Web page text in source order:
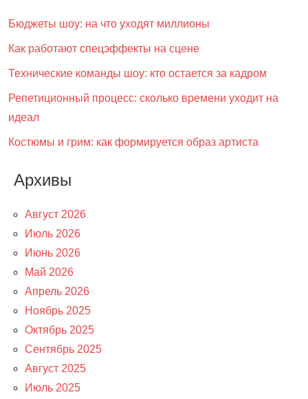
Бюджеты шоу: на что уходят миллионы
Как работают спецэффекты на сцене
Технические команды шоу: кто остается за кадром
Репетиционный процесс: сколько времени уходит на
идеал
Костюмы и грим: как формируется образ артиста
Архивы
Август 2026
Июль 2026
Июнь 2026
Май 2026
Апрель 2026
Ноябрь 2025
Октябрь 2025
Сентябрь 2025
Август 2025
Июль 2025